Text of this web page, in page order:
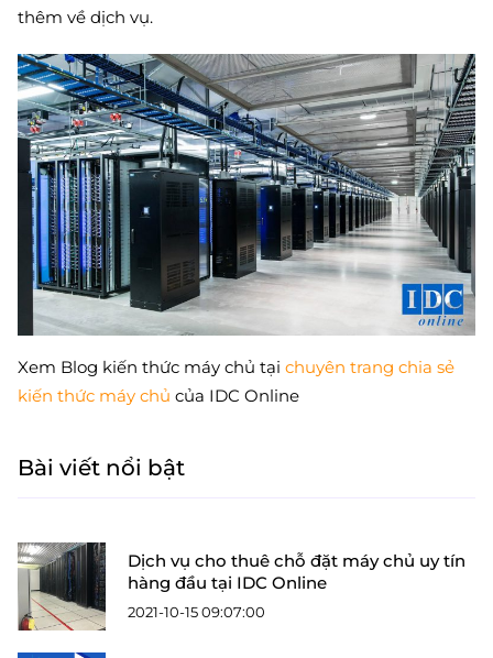
thêm về dịch vụ.
Xem Blog kiến thức máy chủ tạichuyên trang chia sẻ
kiến thức máy chủ của IDC Online
Bài viết nổi bật
Dịch vụ cho thuê chỗ đặt máy chủ uy tín
hàng đầu tại IDC Online
2021-10-15 09:07:00